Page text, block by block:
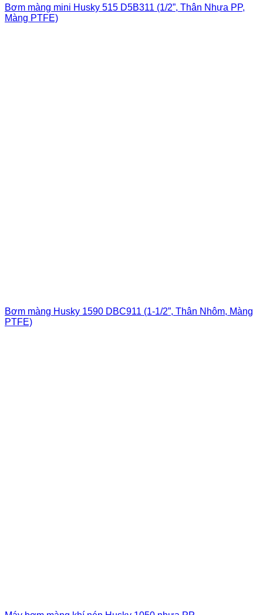
Bơm màng mini Husky 515 D5B311 (1/2”, Thân Nhựa PP,
Màng PTFE)
Bơm màng Husky 1590 DBC911 (1-1/2”, Thân Nhôm, Màng
PTFE)